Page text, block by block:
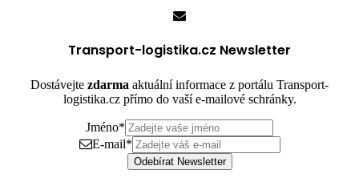
Transport-logistika.cz Newsletter
Dostávejte zdarma aktuální informace z portálu Transport-
logistika.cz přímo do vaší e-mailové schránky.
Jméno*
E-mail*
Odebírat Newsletter